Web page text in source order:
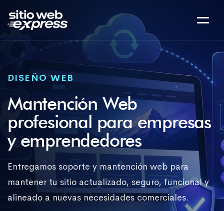
DISEÑO WEB
Mantención Web
profesional para empresas
y emprendedores
Entregamos soporte y mantención web para
mantener tu sitio actualizado, seguro, funcional y
alineado a nuevas necesidades comerciales.